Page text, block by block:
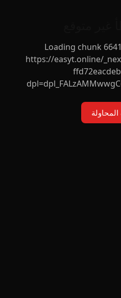
Loading chunk
https://easyt.online/
المحاولة